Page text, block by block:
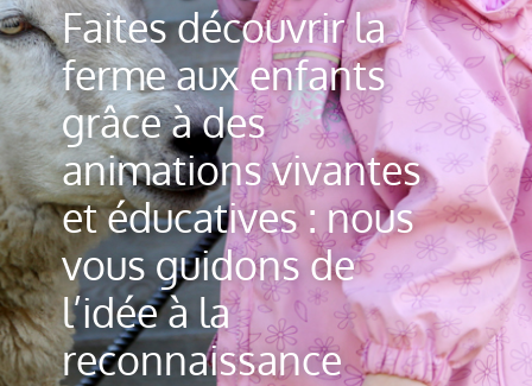
Faites découvrir la
ferme aux enfants
grâce à des
animations vivantes
et éducatives : nous
vous guidons de
l’idée à la
reconnaissance